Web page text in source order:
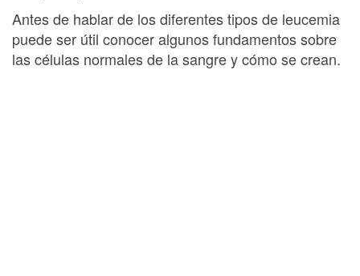
Antes de hablar de los diferentes tipos de leucemia
puede ser útil conocer algunos fundamentos sobre
las células normales de la sangre y cómo se crean.